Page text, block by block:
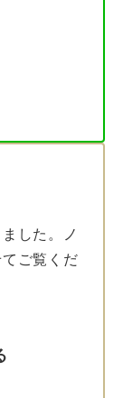
した。ノ
ご覧くだ